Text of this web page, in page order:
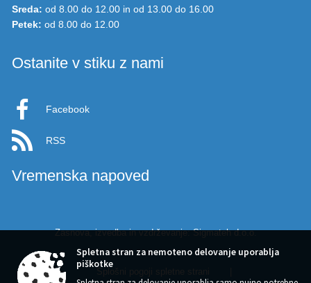
Sreda: od 8.00 do 12.00 in od 13.00 do 16.00
Petek: od 8.00 do 12.00
Ostanite v stiku z nami
Facebook
RSS
Vremenska napoved
Zasnova, izvedba in vzdrževanje: Sigmateh d.o.o.
Spletna stran za nemoteno delovanje uporablja
piškotke